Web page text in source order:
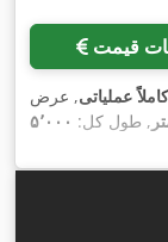
قیمت
کاملاً عملیاتی, عرض
, طول کل: ۵٬۰۰۰